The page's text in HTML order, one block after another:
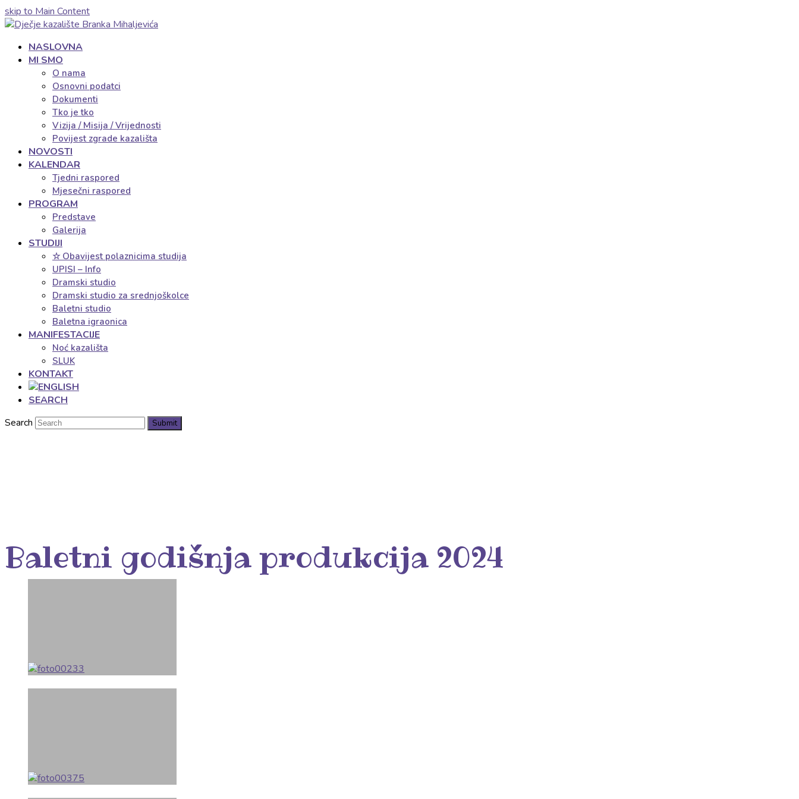
skip to Main Content
NASLOVNA
MI SMO
O nama
Osnovni podatci
Dokumenti
Tko je tko
Vizija / Misija / Vrijednosti
Povijest zgrade kazališta
NOVOSTI
KALENDAR
Tjedni raspored
Mjesečni raspored
PROGRAM
Predstave
Galerija
STUDIJI
☆ Obavijest polaznicima studija
UPISI – Info
Dramski studio
Dramski studio za srednjoškolce
Baletni studio
Baletna igraonica
MANIFESTACIJE
Noć kazališta
SLUK
KONTAKT
SEARCH
Search
Submit
Baletni godišnja produkcija 2024